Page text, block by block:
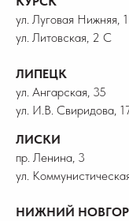
ул. Луговая Нижняя, 1
ул. Литовская, 2 С
ЛИПЕЦК
ул. Ангарская, 35
ул. И.В. Свиридова,
ЛИСКИ
пр. Ленина, 3
ул.
НИЖНИЙ